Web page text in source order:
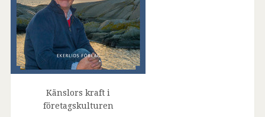
Känslors kraft i
företagskulturen